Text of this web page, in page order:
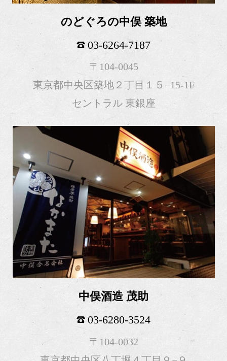
のどぐろの中俣 築地
03-6264-7187
〒104-0045
東京都中央区築地２丁目１５−15-1F
セントラル 東銀座
中俣酒造 茂助
03-6280-3524
〒104-0032